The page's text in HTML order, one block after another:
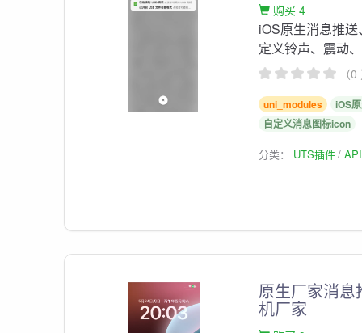
购买 4
iOS原生消息推
定义铃声、震动
（
uni_modules
iOS
自定义消息图标icon
分类： UTS插件
原生厂家消
机厂家